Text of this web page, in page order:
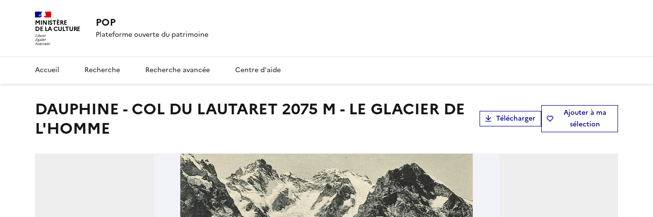
MINISTÈRE
DE LA CULTURE POP
Plateforme ouverte du patrimoine
Accueil Recherche Recherche avancée Centre d'aide
DAUPHINE - COL DU LAUTARET 2075 M - LE GLACIER DE
L'HOMME
Télécharger
Ajouter à ma
sélection